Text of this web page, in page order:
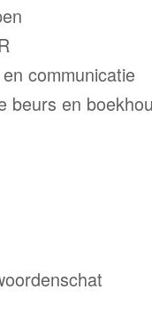
communicatie
beurs en